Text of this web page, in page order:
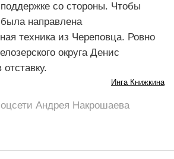
со стороны. Чтобы
направлена
техника из Череповца. Ровно
округа Денис
Инга Книжкина
Андрея Накрошаева